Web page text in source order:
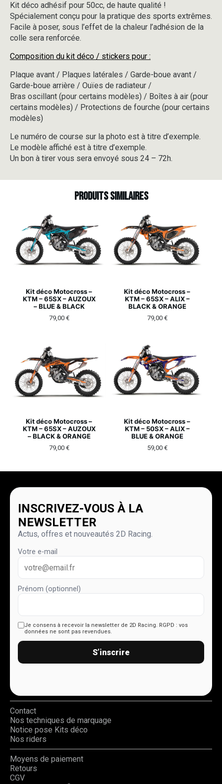
-
2DR1
-
BLUE
Kit déco adhésif pour 50cc, de haute qualité !
Spécialement conçu pour la pratique des sports extrêmes.
Facile à poser, sous l’effet de la chaleur l’adhésion de la
colle sera renforcée.
Composition du kit déco / stickers pour :
Plaque avant / Plaques latérales / Garde-boue avant /
Garde-boue arrière / Ouïes de radiateur /
Bras oscillant (pour certains modèles) / Boîtes à air (pour
certains modèles) / Protections de fourche (pour certains
modèles)
Le numéro de course sur la photo est à titre d’exemple.
Le modèle affiché est à titre d’exemple.
Un bon à tirer vous sera envoyé sous 24 – 72h.
Produits similaires
Kit déco Motocross –
KTM – 65SX – AUZOUX
– BLUE & BLACK
79,00 €
Kit déco Motocross –
KTM – 65SX – ALIX –
BLACK & ORANGE
79,00 €
Kit déco Motocross –
KTM – 65SX – AUZOUX
– BLACK & ORANGE
79,00 €
Kit déco Motocross –
KTM – 50SX – ALIX –
BLUE & ORANGE
59,00 €
INSCRIVEZ-VOUS À LA
NEWSLETTER
Actus, offres et nouveautés 2D Racing.
Votre e-mail
Prénom (optionnel)
Je consens à recevoir la newsletter de 2D Racing. RGPD : vos
données ne sont pas revendues.
S’inscrire
Contact
Nos techniques de marquage
Notice pose Kits déco
Nos riders
Moyens de paiement
Retours
CGV